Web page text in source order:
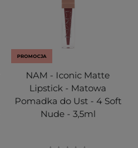
PROMOCJA
NAM - Iconic Matte
Lipstick - Matowa
Pomadka do Ust - 4 Soft
Nude - 3,5ml